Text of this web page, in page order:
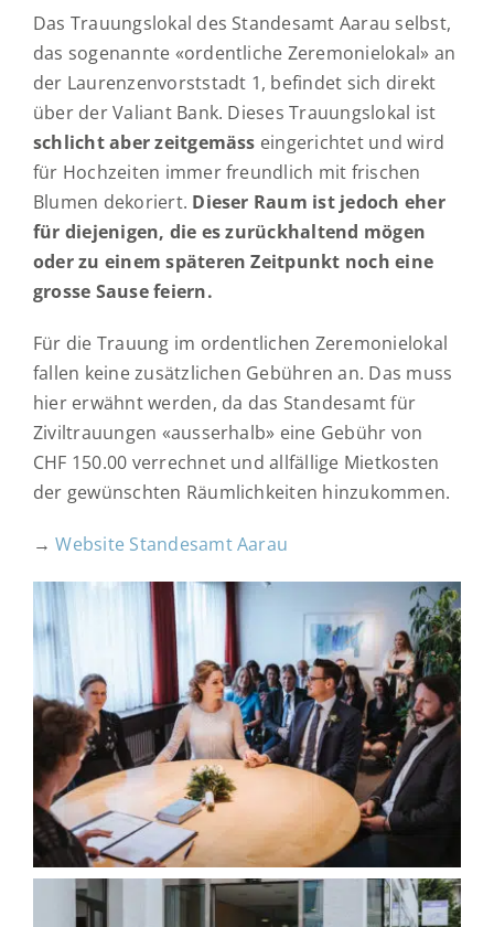
Das Trauungslokal des Standesamt Aarau selbst,
das sogenannte «ordentliche Zeremonielokal» an
der Laurenzenvorststadt 1, befindet sich direkt
über der Valiant Bank. Dieses Trauungslokal ist
schlicht aber zeitgemäss eingerichtet und wird
für Hochzeiten immer freundlich mit frischen
Blumen dekoriert. Dieser Raum ist jedoch eher
für diejenigen, die es zurückhaltend mögen
oder zu einem späteren Zeitpunkt noch eine
grosse Sause feiern.
Für die Trauung im ordentlichen Zeremonielokal
fallen keine zusätzlichen Gebühren an. Das muss
hier erwähnt werden, da das Standesamt für
Ziviltrauungen «ausserhalb» eine Gebühr von
CHF 150.00 verrechnet und allfällige Mietkosten
der gewünschten Räumlichkeiten hinzukommen.
→Website Standesamt Aarau